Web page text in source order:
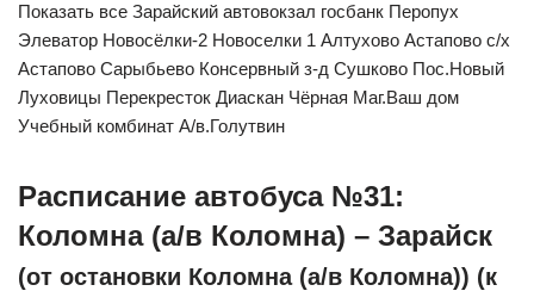
Показать все Зарайский автовокзал госбанк Перопух
Элеватор Новосёлки-2 Новоселки 1 Алтухово Астапово с/х
Астапово Сарыбьево Консервный з-д Сушково Пос.Новый
Луховицы Перекресток Диаскан Чёрная Маг.Ваш дом
Учебный комбинат А/в.Голутвин
Расписание автобуса №31:
Коломна (а/в Коломна) – Зарайск
(от остановки Коломна (а/в Коломна)) (к